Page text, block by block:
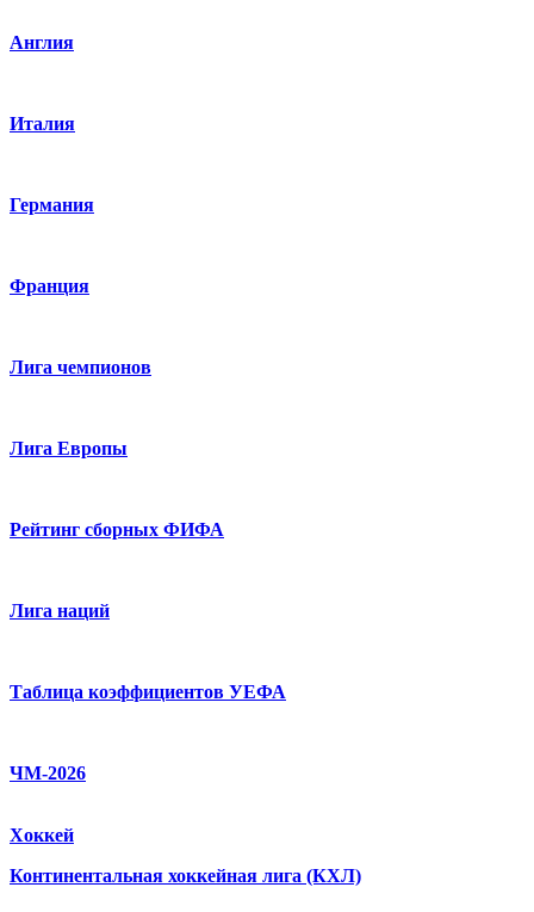
Англия
Италия
Германия
Франция
Лига чемпионов
Лига Европы
Рейтинг сборных ФИФА
Лига наций
Таблица коэффициентов УЕФА
ЧМ-2026
Хоккей
Континентальная хоккейная лига (КХЛ)